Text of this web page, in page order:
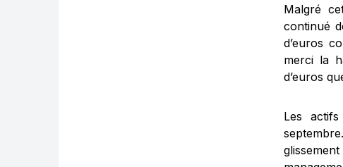
Malgré
continué
d’euros
merci la
d’euros
Les